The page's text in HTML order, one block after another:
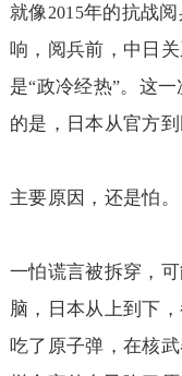
就像 2015年的抗战
响，阅兵前，中日
是“政冷经热”。这
的是，日本从官方
主要原因，还是怕。
一怕谎言被拆穿，
脑，日本从上到下
吃了原子弹，在核